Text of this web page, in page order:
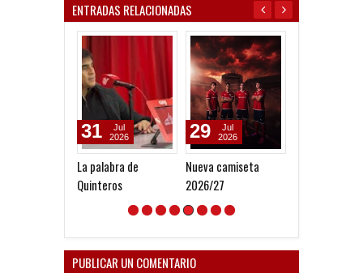
ENTRADAS RELACIONADAS
La palabra de
Quinteros
31
Jul
2026
Nueva camiseta
2026/27
29
Jul
2026
ganar la
PUBLICAR UN COMENTARIO